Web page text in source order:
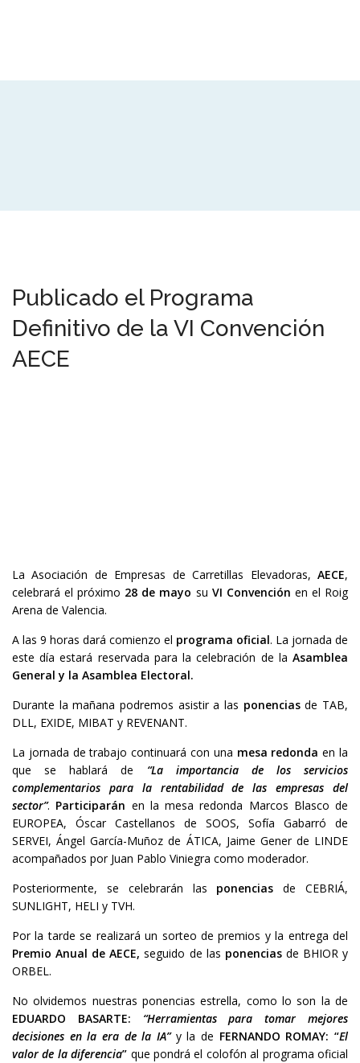
Publicado el Programa
Definitivo de la VI Convención
AECE
La Asociación de Empresas de Carretillas Elevadoras, AECE,
celebrará el próximo 28 de mayo su VI Convención en el Roig
Arena de Valencia.
A las 9 horas dará comienzo el programa oficial. La jornada de
este día estará reservada para la celebración de la Asamblea
General y la Asamblea Electoral.
Durante la mañana podremos asistir a las ponenciasde TAB,
DLL, EXIDE, MIBAT y REVENANT.
La jornada de trabajo continuará con una mesa redonda en la
que se hablará de “La importancia de los servicios
complementarios para la rentabilidad de las empresas del
sector”. Participarán en la mesa redonda Marcos Blasco de
EUROPEA, Óscar Castellanos de SOOS, Sofía Gabarró de
SERVEI, Ángel García-Muñoz de ÁTICA, Jaime Gener de LINDE
acompañados por Juan Pablo Viniegra como moderador.
Posteriormente, se celebrarán las ponencias de CEBRIÁ,
SUNLIGHT, HELI y TVH.
Por la tarde se realizará un sorteo de premios y la entrega del
Premio Anual de AECE,seguido de las ponenciasde BHIOR y
ORBEL.
No olvidemos nuestras ponencias estrella, como lo son la de
EDUARDO BASARTE: “Herramientas para tomar mejores
decisiones en la era de la IA”y la de FERNANDO ROMAY: “El
valor de la diferencia” que pondrá el colofón al programa oficial